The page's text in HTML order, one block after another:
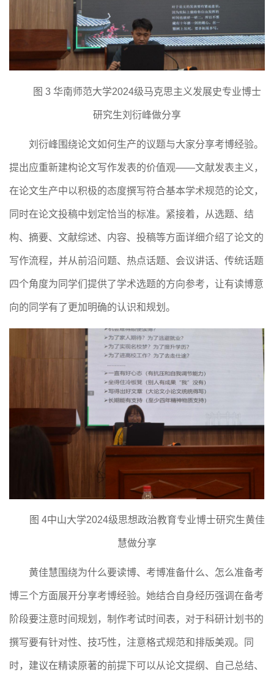
图 3 华南师范大学2024级马克思主义发展史专业博士
研究生刘衍峰做分享
刘衍峰围绕论文如何生产的议题与大家分享考博经验。
提出应重新建构论文写作发表的价值观——文献发表主义，
在论文生产中以积极的态度撰写符合基本学术规范的论文，
同时在论文投稿中划定恰当的标准。紧接着，从选题、结
构、摘要、文献综述、内容、投稿等方面详细介绍了论文的
写作流程，并从前沿问题、热点话题、会议讲话、传统话题
四个角度为同学们提供了学术选题的方向参考，让有读博意
向的同学有了更加明确的认识和规划。
图 4中山大学2024级思想政治教育专业博士研究生黄佳
慧做分享
黄佳慧围绕为什么要读博、考博准备什么、怎么准备考
博三个方面展开分享考博经验。她结合自身经历强调在备考
阶段要注意时间规划，制作考试时间表，对于科研计划书的
撰写要有针对性、技巧性，注意格式规范和排版美观。同
时，建议在精读原著的前提下可以从论文提纲、自己总结、